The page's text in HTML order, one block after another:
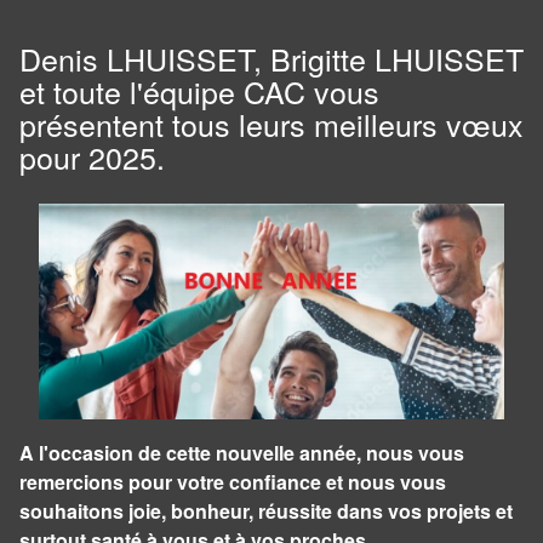
Denis LHUISSET, Brigitte LHUISSET
et toute l'équipe CAC vous
présentent tous leurs meilleurs vœux
pour 2025.
A l'occasion de cette nouvelle année, nous vous
remercions pour votre confiance et nous vous
souhaitons joie, bonheur, réussite dans vos projets et